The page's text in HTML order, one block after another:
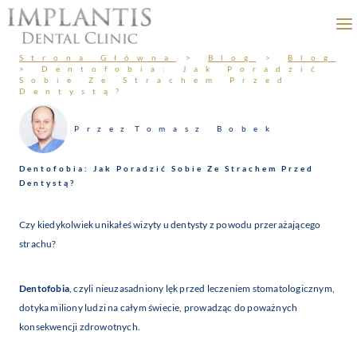
Przejdź
do
treści
Strona Główna > Blog > Blog
> Dentofobia: Jak Poradzić
Sobie Ze Strachem Przed
Dentystą?
Przez Tomasz Bobek
Dentofobia: Jak Poradzić Sobie Ze Strachem Przed
Dentystą?
Czy kiedykolwiek unikałeś wizyty u dentysty z powodu przerażającego
strachu?
Dentofobia, czyli nieuzasadniony lęk przed leczeniem stomatologicznym,
dotyka miliony ludzi na całym świecie, prowadząc do poważnych
konsekwencji zdrowotnych.